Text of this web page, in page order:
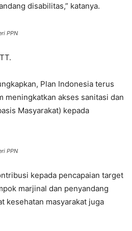
disabilitas,” katanya.
PPN
Plan Indonesia terus
akses sanitasi dan
Masyarakat) kepada
PPN
kepada pencapaian target
marjinal dan penyandang
kesehatan masyarakat juga